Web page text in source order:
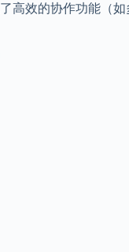
高效的协作功能（